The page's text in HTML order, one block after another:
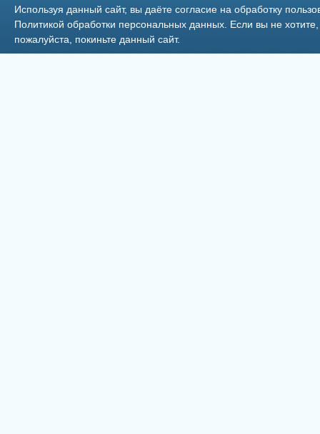
Используя данный сайт, вы даёте согласие на обработку
Политикой обработки персональных данных . Если вы не
пожалуйста, покиньте данный сайт.